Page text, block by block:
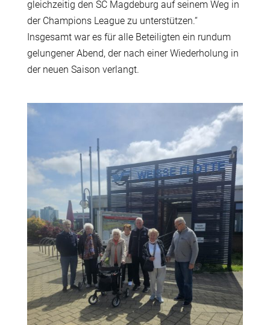
gleichzeitig den SC Magdeburg auf seinem Weg in
der Champions League zu unterstützen.“
Insgesamt war es für alle Beteiligten ein rundum
gelungener Abend, der nach einer Wiederholung in
der neuen Saison verlangt.